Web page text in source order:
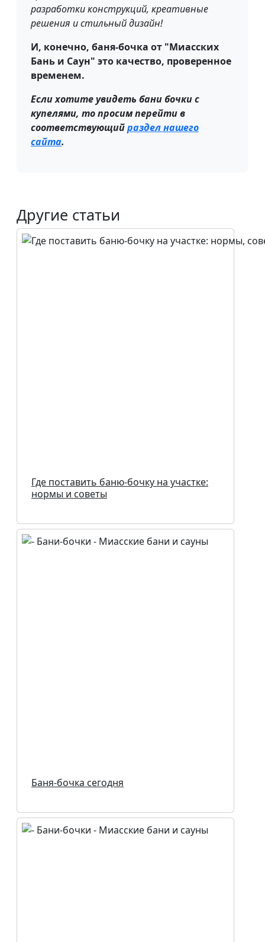
разработки конструкций, креативные
решения и стильный дизайн!
И, конечно, баня-бочка от "Миасских
Бань и Саун" это качество, проверенное
временем.
Если хотите увидеть бани бочки с
купелями, то просим перейти в
соответствующийраздел нашего
сайта.
Другие статьи
Где поставить баню-бочку на участке:
нормы и советы
Баня-бочка сегодня